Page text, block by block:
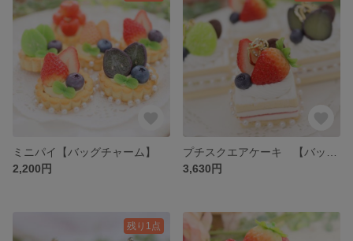
ミニパイ【バッグチャーム】
2,200円
3,630円
残り1点